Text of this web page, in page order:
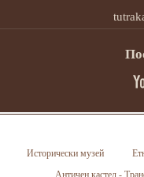
Исторически музей